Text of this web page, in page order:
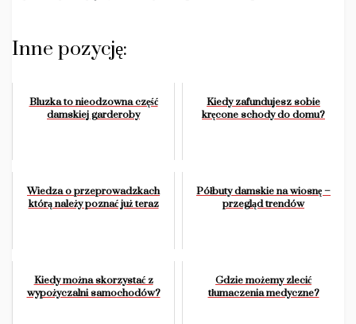
Inne pozycję:
Bluzka to nieodzowna część
damskiej garderoby
Kiedy zafundujesz sobie
kręcone schody do domu?
Wiedza o przeprowadzkach
którą należy poznać już teraz
Półbuty damskie na wiosnę –
przegląd trendów
Kiedy można skorzystać z
wypożyczalni samochodów?
Gdzie możemy zlecić
tłumaczenia medyczne?